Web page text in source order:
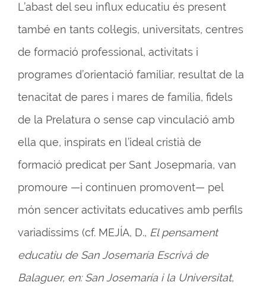
L’abast del seu influx educatiu és present
també en tants col·legis, universitats, centres
de formació professional, activitats i
programes d’orientació familiar, resultat de la
tenacitat de pares i mares de família, fidels
de la Prelatura o sense cap vinculació amb
ella que, inspirats en l’ideal cristià de
formació predicat per Sant Josepmaria, van
promoure —i continuen promovent— pel
món sencer activitats educatives amb perfils
variadíssims (cf. MEJÍA, D., El pensament
educatiu de San Josemaría Escrivá de
Balaguer, en: San Josemaría i la Universitat,